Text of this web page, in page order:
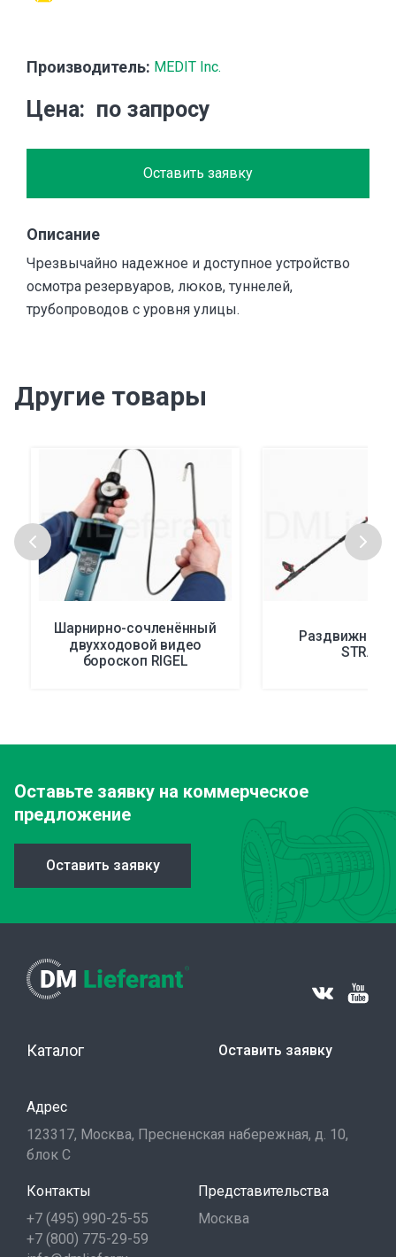
Производитель: MEDIT Inc.
Цена по запросу
Оставить заявку
Описание
Чрезвычайно надежное и доступное устройство
осмотра резервуаров, люков, туннелей,
трубопроводов с уровня улицы.
Другие товары
Шарнирно-сочленённый
двухходовой видео
бороскоп RIGEL
Раздвижная
STRAHL
Оставьте заявку на коммерческое
предложение
Оставить заявку
Каталог Оставить заявку
Адрес
123317, Москва, Пресненская набережная, д. 10,
блок С
Контакты
+7 (495) 990-25-55
+7 (800) 775-29-59
Представительства
Москва